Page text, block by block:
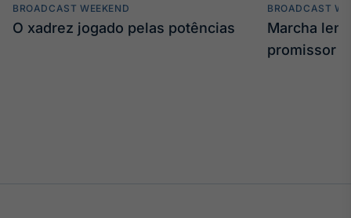
BROADCAST WEEKEND
O xadrez jogado pelas potências
BROADCAST
Marcha
promissor